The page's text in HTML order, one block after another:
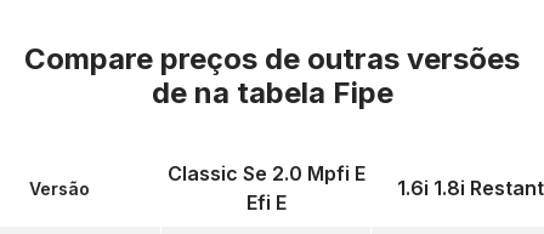
Compare preços de outras versões
de na tabela Fipe
Versão
Classic Se 2.0 Mpfi E
Efi E
1.6i 1.8i